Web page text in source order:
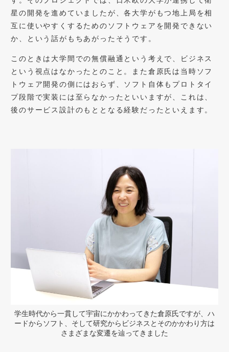
星の開発を進めていましたが、各大学がもつ地上局を相
互に使いやすくするためのソフトウェアを開発できない
か、という話がもちあがったそうです。
このときは大学間での無償融通という考えで、ビジネス
という視点はなかったとのこと。また倉原氏は当時ソフ
トウェア開発の側にはおらず、ソフト自体もプロトタイ
プ段階で実装には至らなかったといいますが、これは、
後のサービス設計のもととなる経験だったといえます。
学生時代から一貫して宇宙にかかわってきた倉原氏ですが、ハ
ードからソフト、そして研究からビジネスとそのかかわり方は
さまざまな変遷を辿ってきました